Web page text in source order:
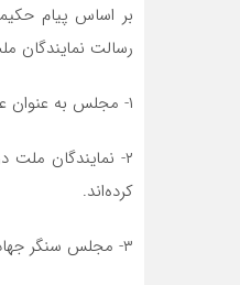
بر اساس پیام
رسالت نمایندگان
۱- مجلس به عنوان عصاره ملت، مظهر مردم سالاری دینی، رکن قانونگذاری و تأثیر گذار در اعمال اراده مردم است.
۲- نمایندگان
کرده‌اند.
۳- مجلس سنگر جهاد و خط مقدم تحول در مسیر پیشرفت کشور است.